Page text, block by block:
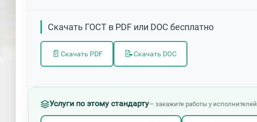
Скачать ГОСТ в PDF или DOC бесплатно
📄 Скачать PDF 📝Скачать DOC
Услуги по этому стандарту— закажите работы у исполнителей